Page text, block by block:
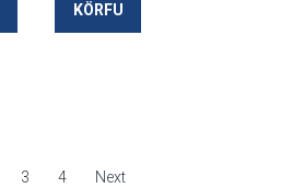
KÖRFU
3 4 Next